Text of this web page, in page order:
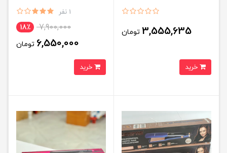
3,555,635 تومان
1 نفر
7,900,000 18٪
6,550,000 تومان